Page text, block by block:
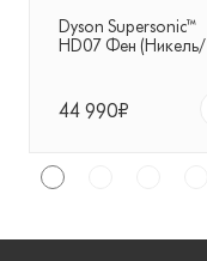
Dyson Supersonic™
HD07 Фен (Никель/
44 990₽